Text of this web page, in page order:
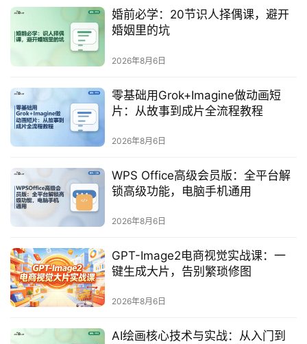
码
中
心
源
宝
库
实
用
工
具
婚前必学：20节识人择偶课，避开
婚姻里的坑
2026年8月6日
零基础用Grok+Imagine做动画短
片：从故事到成片全流程教程
2026年8月6日
WPS Office高级会员版：全平台解
锁高级功能，电脑手机通用
2026年8月6日
GPT-Image2电商视觉实战课：一
键生成大片，告别繁琐修图
2026年8月6日
AI绘画核心技术与实战：从入门到